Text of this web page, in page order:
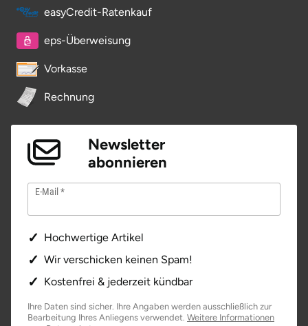
easyCredit-Ratenkauf
eps-Überweisung
Vorkasse
Rechnung
Newsletter
abonnieren
E-Mail
Hochwertige Artikel
Wir verschicken keinen Spam!
Kostenfrei & jederzeit kündbar
Ihre Daten sind sicher. Ihre Angaben werden ausschließlich zur
Bearbeitung Ihres Anliegens verwendet. Weitere Informationen